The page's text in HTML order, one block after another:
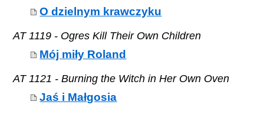
O dzielnym krawczyku
AT 1119 - Ogres Kill Their Own Children
Mój miły Roland
AT 1121 - Burning the Witch in Her Own Oven
Jaś i Małgosia